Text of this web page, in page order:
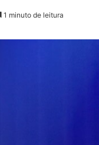
1 minuto de leitura